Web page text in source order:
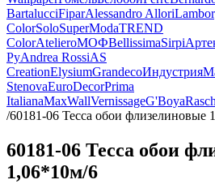
BartalucciFiparAlessandro Allori
ColorSoloSuperModaTREND
ColorAtelieroМОФBellissimaSirpi
РуAndrea RossiAS
CreationElysiumGrandecoИндустрия
StenovaEuroDecorPrima
ItalianaMaxWallVernissageG'Boya
/60181-06 Тесса обои флизелиновые
60181-06 Тесса обои
1,06*10м/6